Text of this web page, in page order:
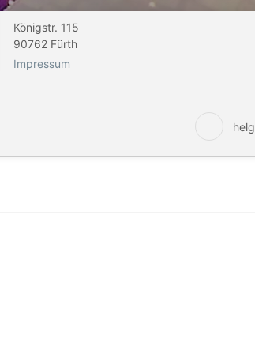
Königstr. 115
90762 Fürth
Impressum